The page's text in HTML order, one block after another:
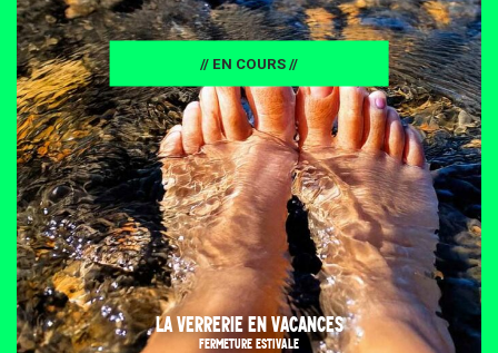
// EN COURS //
LA VERRERIE EN VACANCES
FERMETURE ESTIVALE